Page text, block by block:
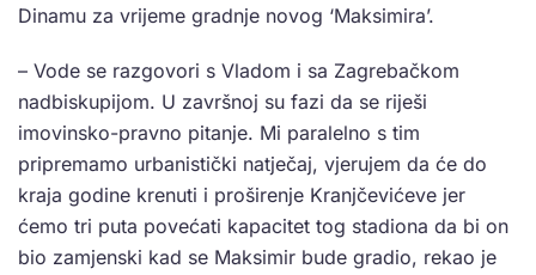
Dinamu za vrijeme gradnje novog ‘Maksimira’.
– Vode se razgovori s Vladom i sa Zagrebačkom
nadbiskupijom. U završnoj su fazi da se riješi
imovinsko-pravno pitanje. Mi paralelno s tim
pripremamo urbanistički natječaj, vjerujem da će do
kraja godine krenuti i proširenje Kranjčevićeve jer
ćemo tri puta povećati kapacitet tog stadiona da bi on
bio zamjenski kad se Maksimir bude gradio, rekao je